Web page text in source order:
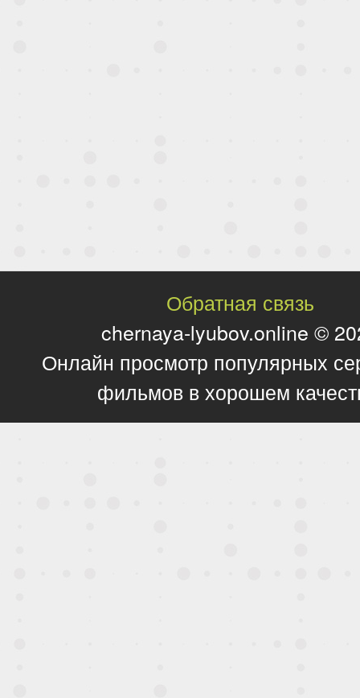
Обратная связь
chernaya-lyubov.online ©
Онлайн просмотр популярных
фильмов в хорошем